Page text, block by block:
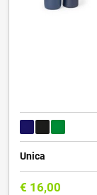
Unica
€ 16,00